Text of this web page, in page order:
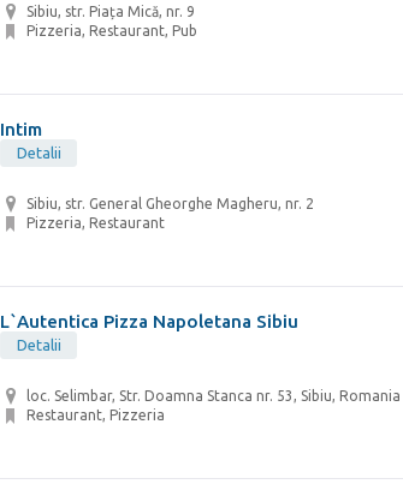
Sibiu, str. Piața Mică, nr. 9
Pizzeria, Restaurant, Pub
Intim
Detalii
Sibiu, str. General Gheorghe Magheru, nr. 2
Pizzeria, Restaurant
L`Autentica Pizza Napoletana Sibiu
Detalii
loc. Selimbar, Str. Doamna Stanca nr. 53, Sibiu, Romania
Restaurant, Pizzeria